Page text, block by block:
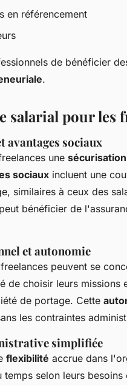
en référencement
de bénéficier
.
salarial pour les
avantages sociaux
une
sociaux incluent une
similaires à ceux des
bénéficier de
et autonomie
peuvent se
de choisir leurs missions
de portage. Cette
les contraintes
simplifiée
flexibilité accrue dans
selon leurs